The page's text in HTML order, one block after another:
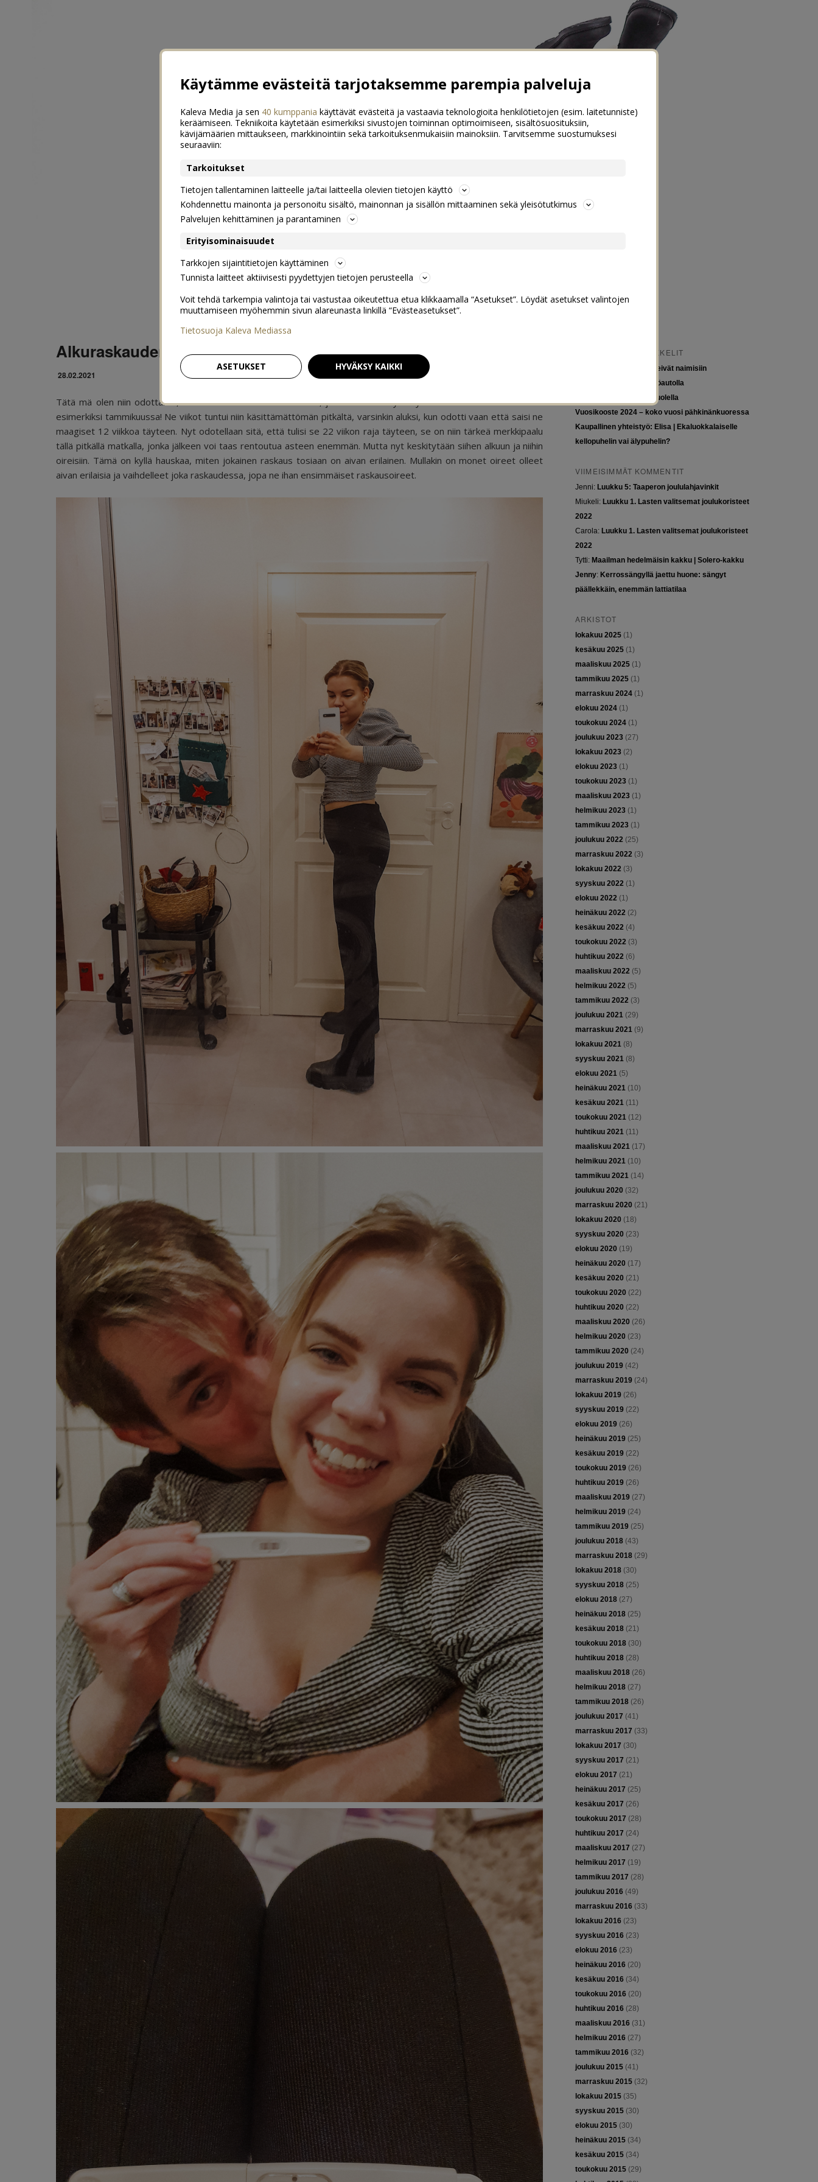
Alkuraskauden oireet – raskausviikot 4-12
28.02.2021
Tätä mä olen niin odottanut, että saan kertoa näistä oireista, joiden vuoksi myös työnteko oli hieman haastavaa
esimerkiksi tammikuussa! Ne viikot tuntui niin käsittämättömän pitkältä, varsinkin aluksi, kun odotti vaan että saisi ne
maagiset 12 viikkoa täyteen. Nyt odotellaan sitä, että tulisi se 22 viikon raja täyteen, se on niin tärkeä merkkipaalu
tällä pitkällä matkalla, jonka jälkeen voi taas rentoutua asteen enemmän. Mutta nyt keskitytään siihen alkuun ja niihin
oireisiin. Tämä on kyllä hauskaa, miten jokainen raskaus tosiaan on aivan erilainen. Mullakin on monet oireet olleet
aivan erilaisia ja vaihdelleet joka raskaudessa, jopa ne ihan ensimmäiset raskausoireet.
VIIMEISIMMÄT ARTIKKELIT
Tytöt kuuluvat kouluun, eivät naimisiin
Euroopan roadtrip sähköautolla
Tyttöjen ja tasa-arvon puolella
Vuosikooste 2024 – koko vuosi pähkinänkuoressa
Kaupallinen yhteistyö: Elisa | Ekaluokkalaiselle
kellopuhelin vai älypuhelin?
VIIMEISIMMÄT KOMMENTIT
Jenni: Luukku 5: Taaperon joululahjavinkit
Miukeli: Luukku 1. Lasten valitsemat joulukoristeet
2022
Carola: Luukku 1. Lasten valitsemat joulukoristeet
2022
Tytti: Maailman hedelmäisin kakku | Solero-kakku
Jenny: Kerrossängyllä jaettu huone: sängyt
päällekkäin, enemmän lattiatilaa
ARKISTOT
lokakuu 2025(1)
kesäkuu 2025(1)
maaliskuu 2025(1)
tammikuu 2025(1)
marraskuu 2024(1)
elokuu 2024(1)
toukokuu 2024(1)
joulukuu 2023(27)
lokakuu 2023(2)
elokuu 2023(1)
toukokuu 2023(1)
maaliskuu 2023(1)
helmikuu 2023(1)
tammikuu 2023(1)
joulukuu 2022(25)
marraskuu 2022(3)
lokakuu 2022(3)
syyskuu 2022(1)
elokuu 2022(1)
heinäkuu 2022(2)
kesäkuu 2022(4)
toukokuu 2022(3)
huhtikuu 2022(6)
maaliskuu 2022(5)
helmikuu 2022(5)
tammikuu 2022(3)
joulukuu 2021(29)
marraskuu 2021(9)
lokakuu 2021(8)
syyskuu 2021(8)
elokuu 2021(5)
heinäkuu 2021(10)
kesäkuu 2021(11)
toukokuu 2021(12)
huhtikuu 2021(11)
maaliskuu 2021(17)
helmikuu 2021(10)
tammikuu 2021(14)
joulukuu 2020 (32)
marraskuu 2020 (21)
lokakuu 2020 (18)
syyskuu 2020 (23)
elokuu 2020 (19)
heinäkuu 2020 (17)
kesäkuu 2020 (21)
toukokuu 2020 (22)
huhtikuu 2020 (22)
maaliskuu 2020 (26)
helmikuu 2020 (23)
tammikuu 2020 (24)
joulukuu 2019(42)
marraskuu 2019(24)
lokakuu 2019(26)
syyskuu 2019(22)
elokuu 2019(26)
heinäkuu 2019(25)
kesäkuu 2019(22)
toukokuu 2019(26)
huhtikuu 2019(26)
maaliskuu 2019(27)
helmikuu 2019(24)
tammikuu 2019(25)
joulukuu 2018(43)
marraskuu 2018(29)
lokakuu 2018(30)
syyskuu 2018(25)
elokuu 2018(27)
heinäkuu 2018(25)
kesäkuu 2018(21)
toukokuu 2018(30)
huhtikuu 2018(28)
maaliskuu 2018(26)
helmikuu 2018(27)
tammikuu 2018(26)
joulukuu 2017 (41)
marraskuu 2017 (33)
lokakuu 2017 (30)
syyskuu 2017 (21)
elokuu 2017 (21)
heinäkuu 2017 (25)
kesäkuu 2017 (26)
toukokuu 2017 (28)
huhtikuu 2017 (24)
maaliskuu 2017 (27)
helmikuu 2017 (19)
tammikuu 2017 (28)
joulukuu 2016 (49)
marraskuu 2016 (33)
lokakuu 2016 (23)
syyskuu 2016 (23)
elokuu 2016 (23)
heinäkuu 2016 (20)
kesäkuu 2016 (34)
toukokuu 2016 (20)
huhtikuu 2016 (28)
maaliskuu 2016 (31)
helmikuu 2016 (27)
tammikuu 2016 (32)
joulukuu 2015(41)
marraskuu 2015(32)
lokakuu 2015(35)
syyskuu 2015(30)
elokuu 2015(30)
heinäkuu 2015(34)
kesäkuu 2015(34)
toukokuu 2015(29)
Käytämme evästeitä tarjotaksemme parempia palveluja
Kaleva Media ja sen 40 kumppania käyttävät evästeitä ja vastaavia teknologioita henkilötietojen (esim. laitetunniste)
keräämiseen. Tekniikoita käytetään esimerkiksi sivustojen toiminnan optimoimiseen, sisältösuosituksiin,
kävijämäärien mittaukseen, markkinointiin sekä tarkoituksenmukaisiin mainoksiin. Tarvitsemme suostumuksesi
seuraaviin:
Tarkoitukset
Tietojen tallentaminen laitteelle ja/tai laitteella olevien tietojen käyttö
Kohdennettu mainonta ja personoitu sisältö, mainonnan ja sisällön mittaaminen sekä yleisötutkimus
Palvelujen kehittäminen ja parantaminen
Erityisominaisuudet
Tarkkojen sijaintitietojen käyttäminen
Tunnista laitteet aktiivisesti pyydettyjen tietojen perusteella
Voit tehdä tarkempia valintoja tai vastustaa oikeutettua etua klikkaamalla “Asetukset”. Löydät asetukset valintojen
muuttamiseen myöhemmin sivun alareunasta linkillä “Evästeasetukset”.
Tietosuoja Kaleva Mediassa
ASETUKSET HYVÄKSY KAIKKI